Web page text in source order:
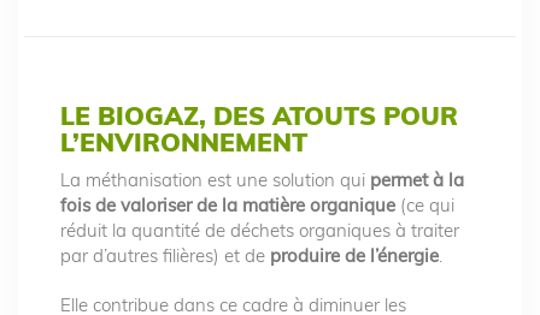
LE BIOGAZ, DES ATOUTS POUR
L’ENVIRONNEMENT
La méthanisation est une solution qui permet à la
fois de valoriser de la matière organique (ce qui
réduit la quantité de déchets organiques à traiter
par d’autres filières) et de produire de l’énergie.
Elle contribue dans ce cadre à diminuer les